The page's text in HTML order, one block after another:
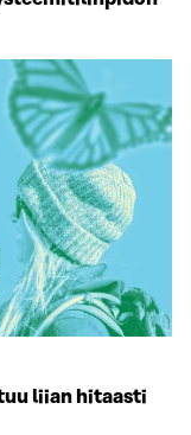
liian hitaasti